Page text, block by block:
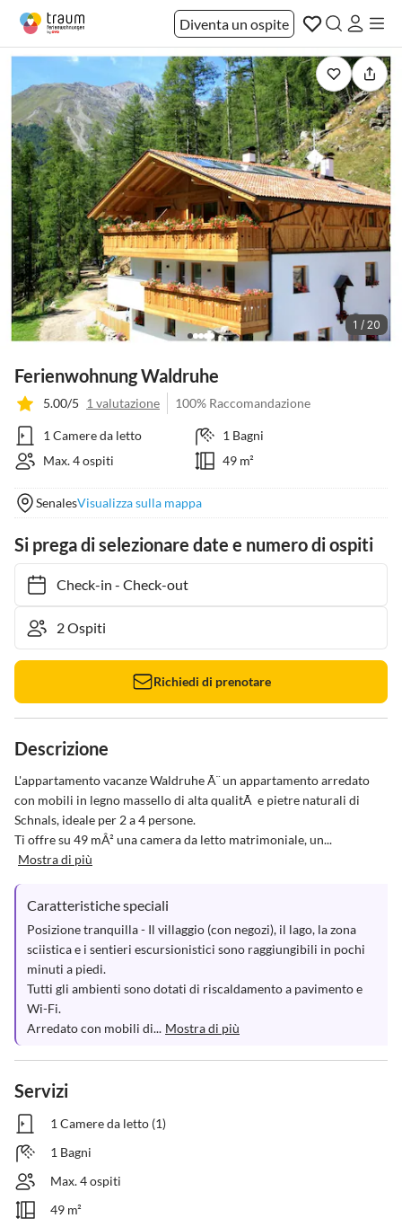
Diventa un ospite
1 / 20
Ferienwohnung Waldruhe
5.00/5 1 valutazione 100% Raccomandazione
1 Camere da letto
1 Bagni
Max. 4 ospiti
49 m²
SenalesVisualizza sulla mappa
Si prega di selezionare date e numero di ospiti
Check-in- Check-out
Richiedi di prenotare
Descrizione
L'appartamento vacanze Waldruhe Ã¨ un appartamento arredato
con mobili in legno massello di alta qualitÃ  e pietre naturali di
Schnals, ideale per 2 a 4 persone.
Ti offre su 49 mÂ² una camera da letto matrimoniale, un...
Mostra di più
Caratteristiche speciali
Posizione tranquilla - Il villaggio (con negozi), il lago, la zona
sciistica e i sentieri escursionistici sono raggiungibili in pochi
minuti a piedi.
Tutti gli ambienti sono dotati di riscaldamento a pavimento e
Wi-Fi.
Arredato con mobili di... Mostra di più
Servizi
1 Camere da letto (1)
1 Bagni
Max. 4 ospiti
49 m²